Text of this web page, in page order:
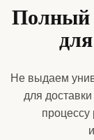
Полный
Не выдаем
для